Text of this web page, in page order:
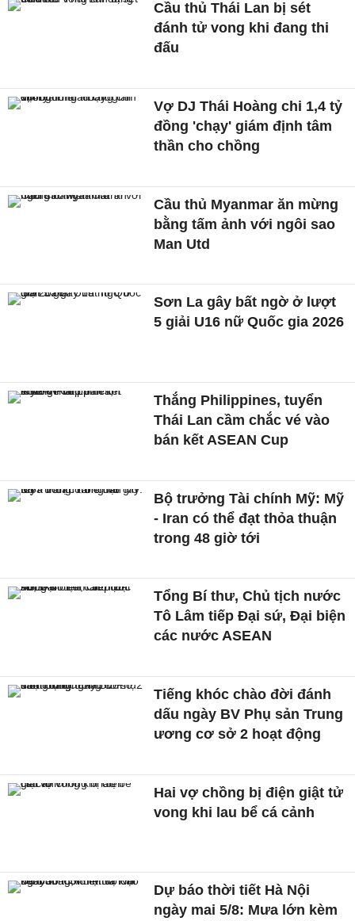
Cầu thủ Thái Lan bị sét
đánh tử vong khi đang thi
đấu
Vợ DJ Thái Hoàng chi 1,4 tỷ
đồng 'chạy' giám định tâm
thần cho chồng
Cầu thủ Myanmar ăn mừng
bằng tấm ảnh với ngôi sao
Man Utd
Sơn La gây bất ngờ ở lượt
5 giải U16 nữ Quốc gia 2026
Thắng Philippines, tuyển
Thái Lan cầm chắc vé vào
bán kết ASEAN Cup
Bộ trưởng Tài chính Mỹ: Mỹ
- Iran có thể đạt thỏa thuận
trong 48 giờ tới
Tổng Bí thư, Chủ tịch nước
Tô Lâm tiếp Đại sứ, Đại biện
các nước ASEAN
Tiếng khóc chào đời đánh
dấu ngày BV Phụ sản Trung
ương cơ sở 2 hoạt động
Hai vợ chồng bị điện giật tử
vong khi lau bể cá cảnh
Dự báo thời tiết Hà Nội
ngày mai 5/8: Mưa lớn kèm